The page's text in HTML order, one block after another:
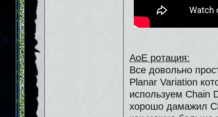
АоЕ ротация:
Все довольно
Planar Variation
используем Сhain
хорошо дамажил